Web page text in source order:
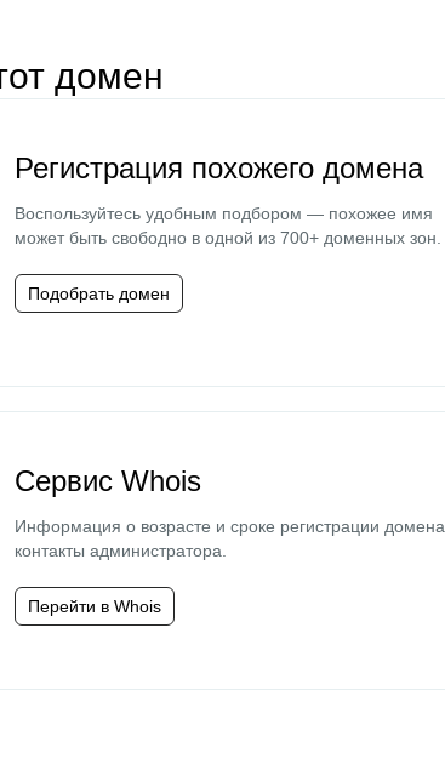
домен
Регистрация похожего домена
Воспользуйтесь удобным подбором — похожее имя
может быть свободно в одной из 700+ доменных зон.
Подобрать домен
Сервис Whois
Информация о возрасте и сроке регистрации домена,
контакты администратора.
Перейти в Whois